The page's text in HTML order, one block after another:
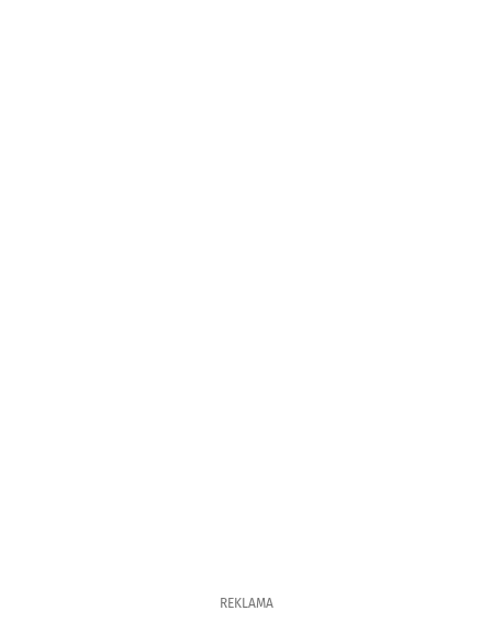
REKLAMA